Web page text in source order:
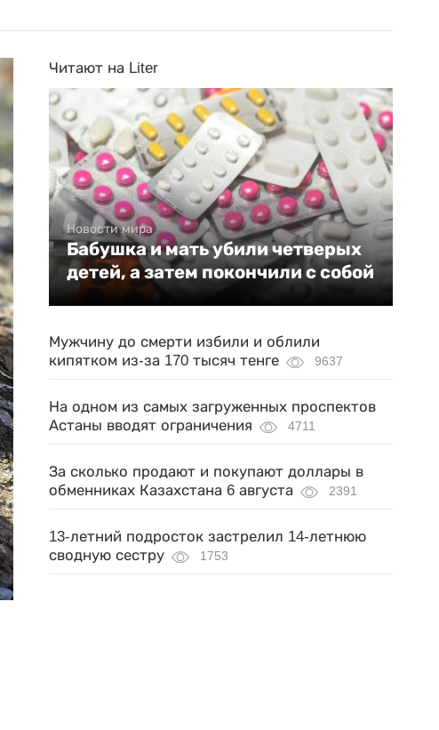
Читают на Liter
Новости мира
Бабушка и мать убили четверых
детей, а затем покончили с собой
Мужчину до смерти избили и облили
кипятком из-за 170 тысяч тенге
9637
На одном из самых загруженных проспектов
Астаны вводят ограничения
4711
За сколько продают и покупают доллары в
обменниках Казахстана 6 августа
2391
13-летний подросток застрелил 14-летнюю
сводную сестру
1753